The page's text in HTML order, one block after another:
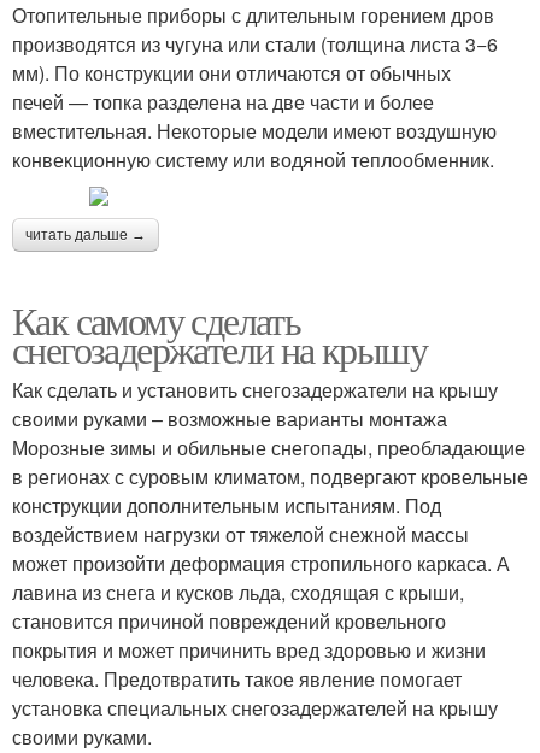
Отопительные приборы с длительным горением дров
производятся из чугуна или стали (толщина листа 3−6
мм). По конструкции они отличаются от обычных
печей — топка разделена на две части и более
вместительная. Некоторые модели имеют воздушную
конвекционную систему или водяной теплообменник.
читать дальше →
Как самому сделать
снегозадержатели на крышу
Как сделать и установить снегозадержатели на крышу
своими руками – возможные варианты монтажа
Морозные зимы и обильные снегопады, преобладающие
в регионах с суровым климатом, подвергают кровельные
конструкции дополнительным испытаниям. Под
воздействием нагрузки от тяжелой снежной массы
может произойти деформация стропильного каркаса. А
лавина из снега и кусков льда, сходящая с крыши,
становится причиной повреждений кровельного
покрытия и может причинить вред здоровью и жизни
человека. Предотвратить такое явление помогает
установка специальных снегозадержателей на крышу
своими руками.